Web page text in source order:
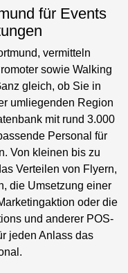
für Events
vermitteln
sowie Walking
gleich, ob Sie in
umliegenden Region
mit rund 3.000
Personal für
Von kleinen bis zu
Verteilen von Flyern,
die Umsetzung einer
oder die
und anderer POS-
jeden Anlass das